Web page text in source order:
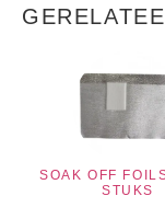
SOAK OFF
STUKS